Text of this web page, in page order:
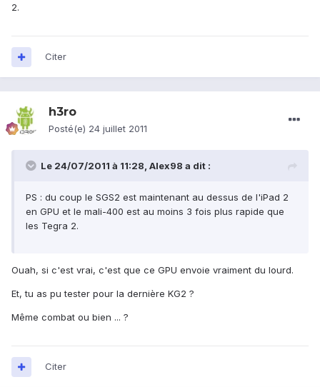
2.
Citer
h3ro
Posté(e) 24 juillet 2011
Le 24/07/2011 à 11:28, Alex98 a dit :
PS : du coup le SGS2 est maintenant au dessus de l'iPad 2
en GPU et le mali-400 est au moins 3 fois plus rapide que
les Tegra 2.
Ouah, si c'est vrai, c'est que ce GPU envoie vraiment du lourd.
Et, tu as pu tester pour la dernière KG2 ?
Même combat ou bien ... ?
Citer